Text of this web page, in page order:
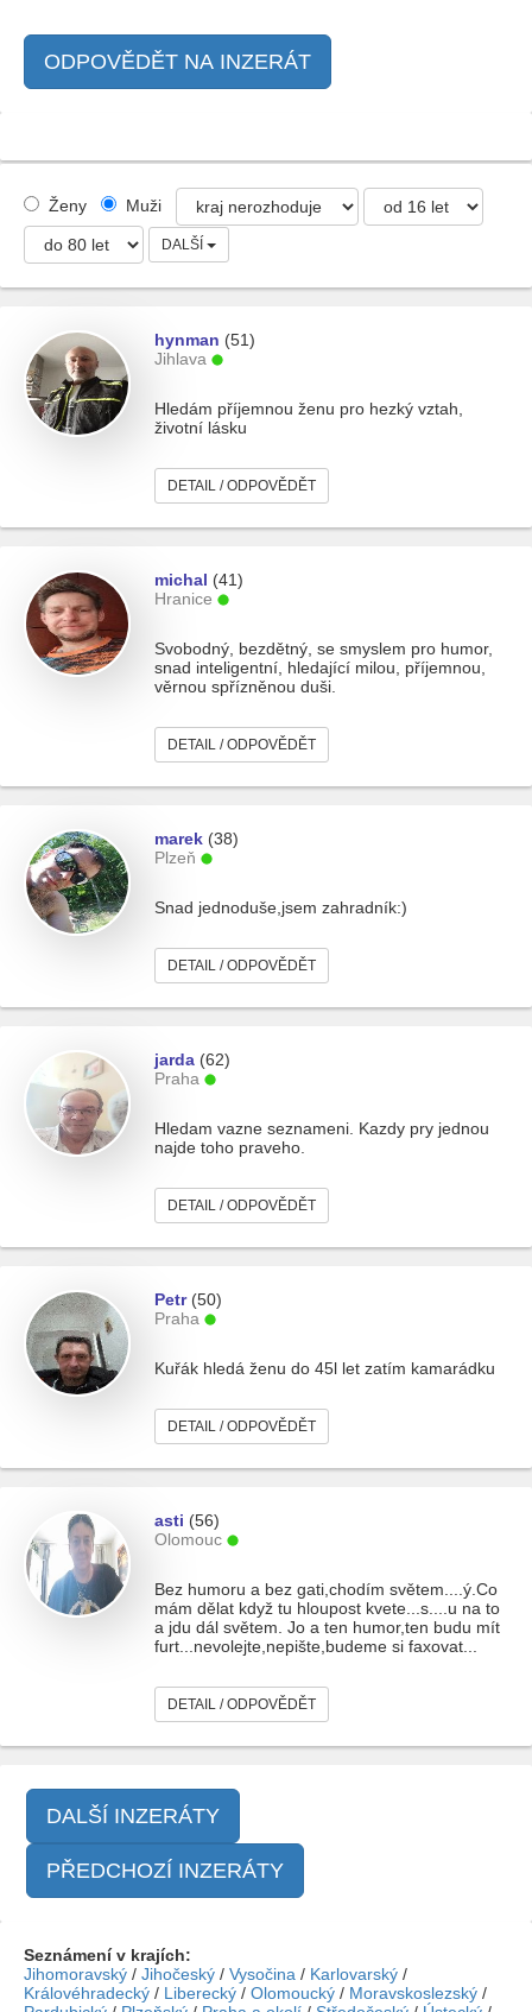
ODPOVĚDĚT NA INZERÁT
Ženy Muži
DALŠÍ
hynman (51)
Jihlava
Hledám příjemnou ženu pro hezký vztah,
životní lásku
DETAIL / ODPOVĚDĚT
michal (41)
Hranice
Svobodný, bezdětný, se smyslem pro humor,
snad inteligentní, hledající milou, příjemnou,
věrnou spřízněnou duši.
DETAIL / ODPOVĚDĚT
marek (38)
Plzeň
Snad jednoduše,jsem zahradník:)
DETAIL / ODPOVĚDĚT
jarda (62)
Praha
Hledam vazne seznameni. Kazdy pry jednou
najde toho praveho.
DETAIL / ODPOVĚDĚT
Petr(50)
Praha
Kuřák hledá ženu do 45l let zatím kamarádku
DETAIL / ODPOVĚDĚT
asti (56)
Olomouc
Bez humoru a bez gati,chodím světem....ý.Co
mám dělat když tu hloupost kvete...s....u na to
a jdu dál světem. Jo a ten humor,ten budu mít
furt...nevolejte,nepište,budeme si faxovat...
DETAIL / ODPOVĚDĚT
DALŠÍ INZERÁTY
PŘEDCHOZÍ INZERÁTY
Seznámení v krajích:
Jihomoravský / Jihočeský / Vysočina / Karlovarský /
Královéhradecký / Liberecký / Olomoucký / Moravskoslezský /